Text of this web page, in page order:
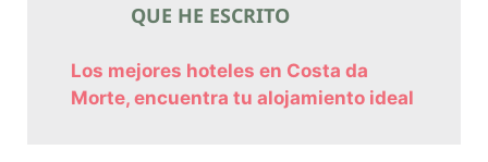
QUE HE ESCRITO
Los mejores hoteles en Costa da
Morte, encuentra tu alojamiento ideal